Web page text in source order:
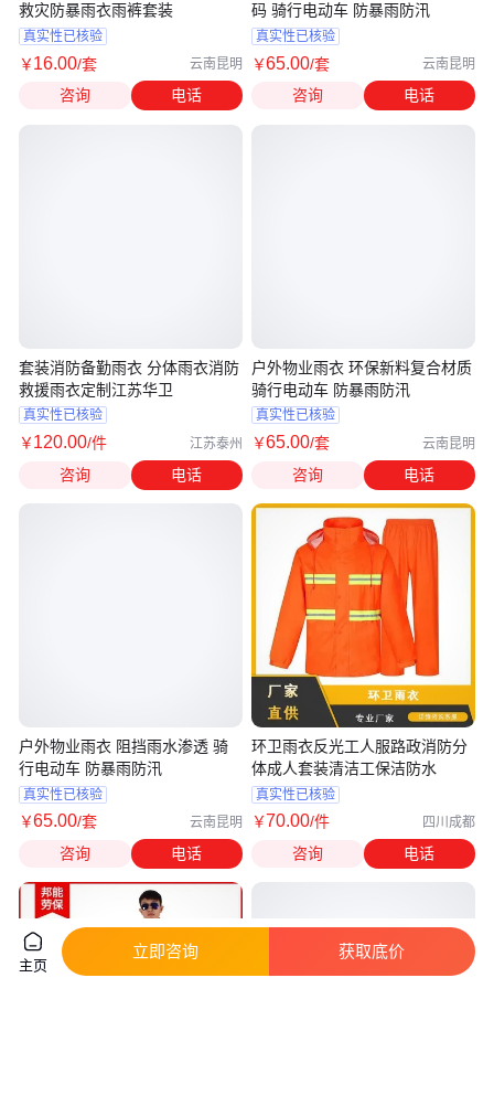
救灾防暴雨衣雨裤套装
真实性已核验
￥16.00/套 云南昆明
咨询 电话
套装消防备勤雨衣 分体雨衣消防
救援雨衣定制江苏华卫
真实性已核验
￥120.00/件 江苏泰州
咨询 电话
户外物业雨衣 阻挡雨水渗透 骑
行电动车 防暴雨防汛
真实性已核验
￥65.00/套 云南昆明
咨询 电话
码 骑行电动车 防暴雨防汛
真实性已核验
￥65.00/套 云南昆明
咨询 电话
户外物业雨衣 环保新料复合材质
骑行电动车 防暴雨防汛
真实性已核验
￥65.00/套 云南昆明
咨询 电话
环卫雨衣反光工人服路政消防分
体成人套装清洁工保洁防水
真实性已核验
￥70.00/件 四川成都
咨询 电话
主页
立即咨询 获取底价